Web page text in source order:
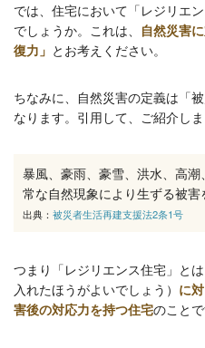
では、住宅において「レジリエ
でしょうか。これは、 自然災害
復力」 とお考えください。
ちなみに、自然災害の定義は「
なります。引用して、ご紹介しま
暴風、豪雨、豪雪、洪水、高
常な自然現象により生ずる被害
出典： 被災者生活再建支援法2条1号
つまり「レジリエンス住宅」とは
入れたほうがよいでしょう） に
害後の対応力を持つ住宅のことで